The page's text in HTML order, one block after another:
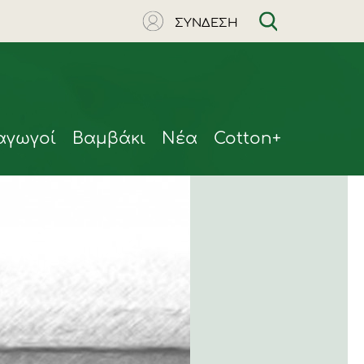
ΣΥΝΔΕΣΗ
Βαμβάκι Νέα Cotton+